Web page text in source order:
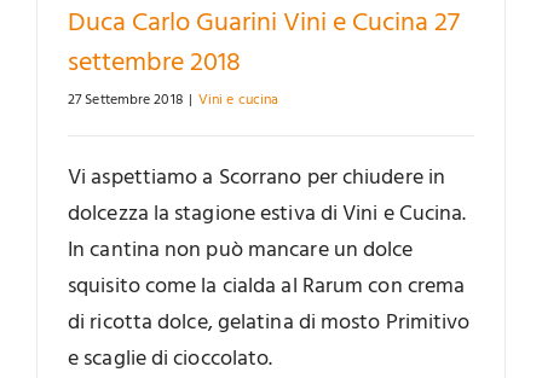
Duca Carlo Guarini Vini e Cucina 27
settembre 2018
27 Settembre 2018 | Vini e cucina
Vi aspettiamo a Scorrano per chiudere in
dolcezza la stagione estiva di Vini e Cucina.
In cantina non può mancare un dolce
squisito come la cialda al Rarum con crema
di ricotta dolce, gelatina di mosto Primitivo
e scaglie di cioccolato.